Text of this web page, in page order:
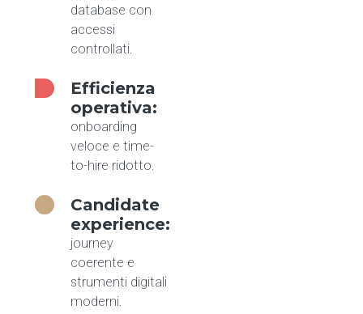
database con
accessi
controllati.
Efficienza
operativa:
onboarding
veloce e time-
to-hire ridotto.
Candidate
experience:
journey
coerente e
strumenti digitali
moderni.